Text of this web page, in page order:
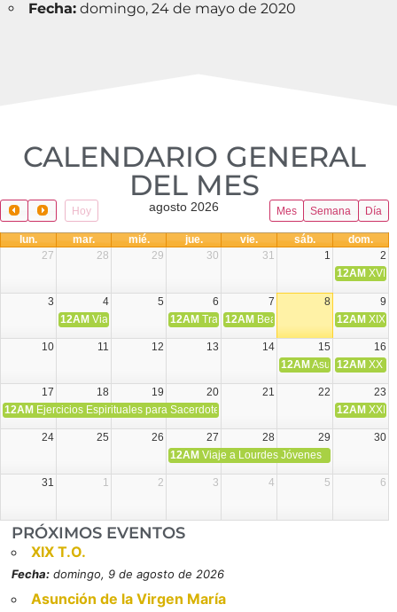
Fecha: domingo, 24 de mayo de 2020
CALENDARIO GENERAL
DEL MES​
Hoy Mes Semana Día
agosto 2026
lun. mar. mié. jue. vie. sáb.
dom.
27
28 29 30 31 1
2
12AM XVIII
3 4 5 6 7 8
9
12AM Viaje Diocesano a Japón.
12AM Transfiguración del Señor
12AM Beatos Cruz Laplana,
12AM XIX
10 11 12 13 14 15
16
12AM Asunción de la
12AM XX
17 18 19 20 21 22
23
12AM Ejercicios Espirituales para Sacerdotes. Priego. 12AM XXI
24 25 26 27 28 29
30
12AM Viaje a Lourdes Jóvenes
31 1 2 3 4 5 6
PRÓXIMOS EVENTOS
XIX T.O.
Fecha: domingo, 9 de agosto de 2026
Asunción de la Virgen María